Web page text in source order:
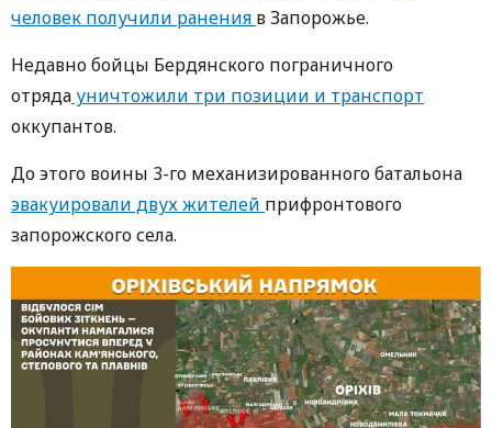
человек получили ранения в Запорожье.
Недавно бойцы Бердянского пограничного
отряда уничтожили три позиции и транспорт
оккупантов.
До этого воины 3-го механизированного батальона
эвакуировали двух жителей прифронтового
запорожского села.